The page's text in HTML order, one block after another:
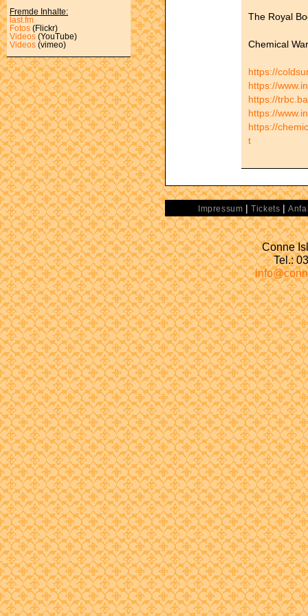
Fremde Inhalte:
last.fm
Fotos (Flickr)
Videos (YouTube)
Videos (vimeo)
The Royal
Chemical
https://
https://
https://
https://
https://
t
Impressum |Tickets |
Conne
Tel.: